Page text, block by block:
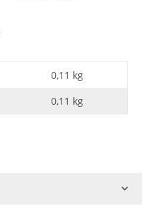
0,11 kg
0,11 kg